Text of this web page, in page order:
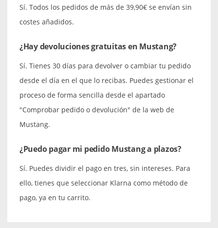
Sí. Todos los pedidos de más de 39,90€ se envían sin
costes añadidos.
¿Hay devoluciones gratuitas en Mustang?
Sí. Tienes 30 días para devolver o cambiar tu pedido
desde el día en el que lo recibas. Puedes gestionar el
proceso de forma sencilla desde el apartado
"Comprobar pedido o devolución" de la web de
Mustang.
¿Puedo pagar mi pedido Mustang a plazos?
Sí. Puedes dividir el pago en tres, sin intereses. Para
ello, tienes que seleccionar Klarna como método de
pago, ya en tu carrito.